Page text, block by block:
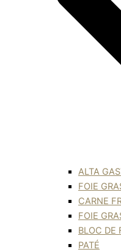
ALTA
FOIE
CARNE
FOIE
BLOC DE
PATÉ